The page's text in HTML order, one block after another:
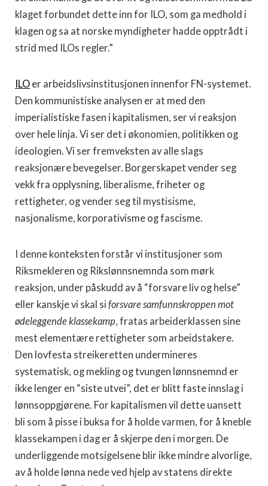
klaget forbundet dette inn for ILO, som ga medhold i
klagen og sa at norske myndigheter hadde opptrådt i
strid med ILOs regler.”
ILO er arbeidslivsinstitusjonen innenfor FN-systemet.
Den kommunistiske analysen er at med den
imperialistiske fasen i kapitalismen, ser vi reaksjon
over hele linja. Vi ser det i økonomien, politikken og
ideologien. Vi ser fremveksten av alle slags
reaksjonære bevegelser. Borgerskapet vender seg
vekk fra opplysning, liberalisme, friheter og
rettigheter, og vender seg til mystisisme,
nasjonalisme, korporativisme og fascisme.
I denne konteksten forstår vi institusjoner som
Riksmekleren og Rikslønnsnemnda som mørk
reaksjon, under påskudd av å “forsvare liv og helse”
eller kanskje vi skal si forsvare samfunnskroppen mot
ødeleggende klassekamp, fratas arbeiderklassen sine
mest elementære rettigheter som arbeidstakere.
Den lovfesta streikeretten undermineres
systematisk, og mekling og tvungen lønnsnemnd er
ikke lenger en “siste utvei”, det er blitt faste innslag i
lønnsoppgjørene. For kapitalismen vil dette uansett
bli som å pisse i buksa for å holde varmen, for å kneble
klassekampen i dag er å skjerpe den i morgen. De
underliggende motsigelsene blir ikke mindre alvorlige,
av å holde lønna nede ved hjelp av statens direkte